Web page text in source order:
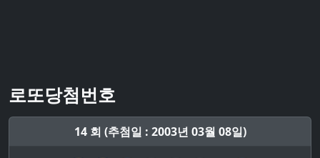
로또당첨번호
14 회 (추첨일 : 2003년 03월 08일)